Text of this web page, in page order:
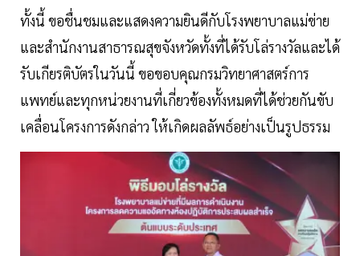
ทั้งนี้ ขอชื่นชมและแสดงความยินดีกับโรงพยาบาลแม่ข่าย
และสำนักงานสาธารณสุขจังหวัดทั้งที่ได้รับโล่รางวัลและได้
รับเกียรติบัตรในวันนี้ ขอขอบคุณกรมวิทยาศาสตร์การ
แพทย์และทุกหน่วยงานที่เกี่ยวข้องทั้งหมดที่ได้ช่วยกันขับ
เคลื่อนโครงการดังกล่าว ให้เกิดผลลัพธ์อย่างเป็นรูปธรรม